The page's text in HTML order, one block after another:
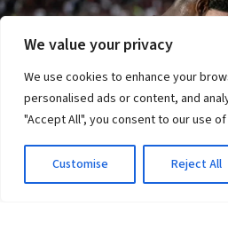
We value your privacy
We use cookies to enhance your
personalised ads or content, and
"Accept All", you consent to our use
Customise Reject All